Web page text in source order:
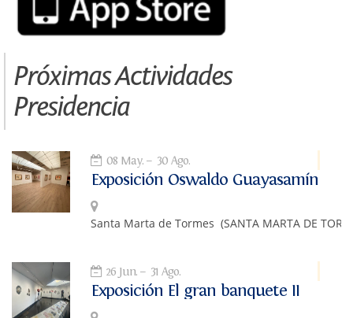
Próximas Actividades
Presidencia
08 May. 30 Ago.
Exposición Oswaldo Guayasamín
Santa Marta de Tormes (SANTA MARTA DE
26 Jun. 31 Ago.
Exposición El gran banquete II